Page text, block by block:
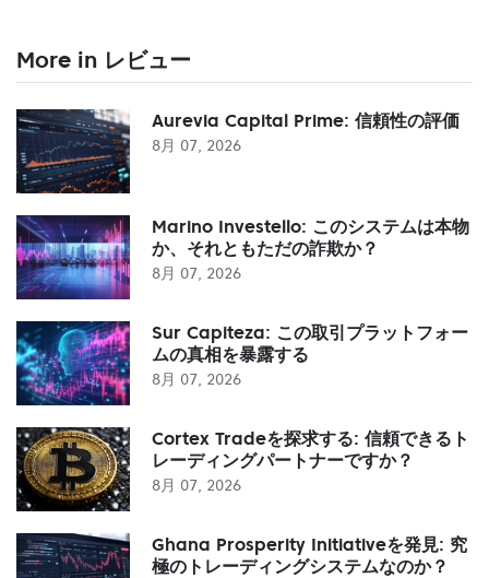
More in レビュー
Aurevia Capital Prime: 信頼性の評価
8月 07, 2026
Marino Investello: このシステムは本物
か、それともただの詐欺か？
8月 07, 2026
Sur Capiteza: この取引プラットフォー
ムの真相を暴露する
8月 07, 2026
Cortex Tradeを探求する: 信頼できるト
レーディングパートナーですか？
8月 07, 2026
Ghana Prosperity Initiativeを発見: 究
極のトレーディングシステムなのか？